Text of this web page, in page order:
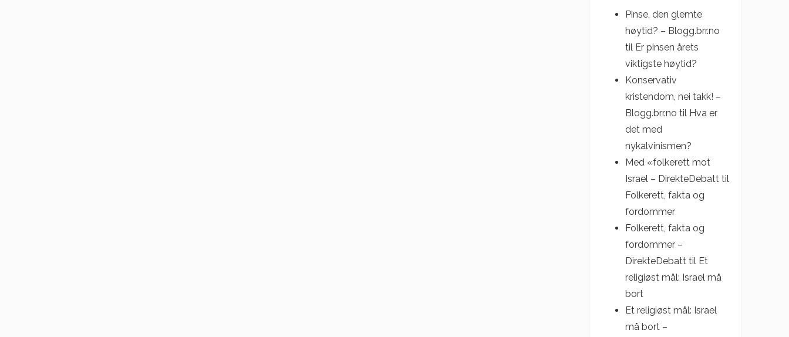
Pinse, den glemte
høytid? – Blogg.brr.no
til Er pinsen årets
viktigste høytid?
Konservativ
kristendom, nei takk! –
Blogg.brr.no til Hva er
det med
nykalvinismen?
Med «folkerett mot
Israel – DirekteDebatttil
Folkerett, fakta og
fordommer
Folkerett, fakta og
fordommer –
DirekteDebatttil Et
religiøst mål: Israel må
bort
Et religiøst mål: Israel
må bort –